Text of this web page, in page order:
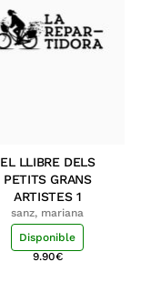
EL LLIBRE DELS
PETITS GRANS
ARTISTES 1
sanz, mariana
Disponible
9.90€